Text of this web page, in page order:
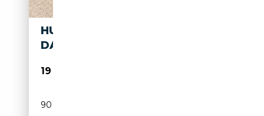
HUMMER H2 S-
DACH/4XSHZ/LEDER/BOSE
19 890€
90 650 km